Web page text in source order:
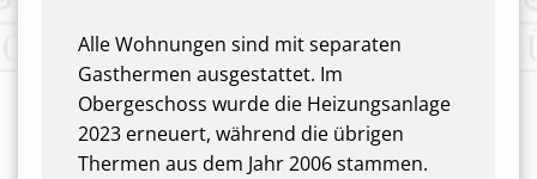
Alle Wohnungen sind mit separaten
Gasthermen ausgestattet. Im
Obergeschoss wurde die Heizungsanlage
2023 erneuert, während die übrigen
Thermen aus dem Jahr 2006 stammen.